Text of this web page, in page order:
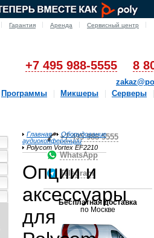
Гарантия Аренда Сервисный центр
+7 495 988-5555 8
Программы Микшеры
Серверы
+7-495-988-5555
WhatsApp
Telegram
Бесплатная доставка
по Москве
Главная
Оборудование
аудиоконференции
Polycom Vortex EF2210
Опции и
аксессуары
для